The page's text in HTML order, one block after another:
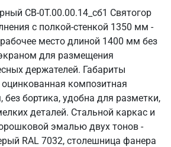
СВ-0Т.00.00.14_сб1 Святогор
с полкой-стенкой 1350 мм -
место длиной 1400 мм без
для размещения
держателей. Габариты
композитная
без бортика, удобна для разметки,
деталей. Стальной каркас и
эмалью двух тонов -
RAL 7032, столешница фанера